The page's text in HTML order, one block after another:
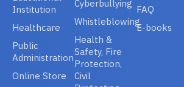
Institution
Healthcare
Public
Administration
Online Store
Cyberbullying
Whistleblowing
Health &
Safety, Fire
Protection,
Civil
FAQ
E-books